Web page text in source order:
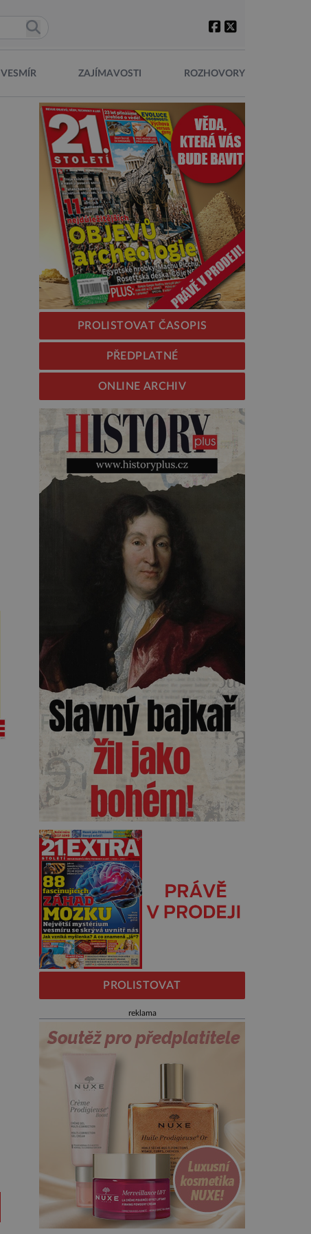
VESMÍR ZAJÍMAVOSTI ROZHOVORY
PROLISTOVAT ČASOPIS
PŘEDPLATNÉ
ONLINE ARCHIV
PROLISTOVAT
reklama